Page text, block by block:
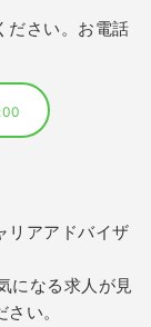
ださい。お電話
リアアドバイザ
になる求人が見
い。